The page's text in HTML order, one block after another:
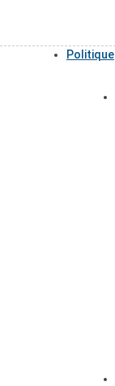
Politique